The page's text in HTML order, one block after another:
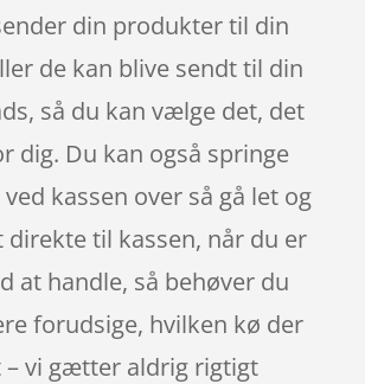
din produkter til din
de kan blive sendt til din
så du kan vælge det, det
dig. Du kan også springe
kassen over så gå let og
til kassen, når du er
at handle, så behøver du
forudsige, hvilken kø der
– vi gætter aldrig rigtigt